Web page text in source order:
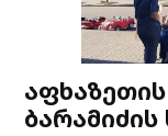
ბარამიძის